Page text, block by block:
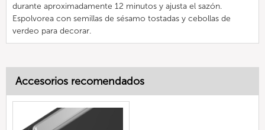
durante aproximadamente 12 minutos y ajusta el sazón.
Espolvorea con semillas de sésamo tostadas y cebollas de
verdeo para decorar.
Accesorios recomendados